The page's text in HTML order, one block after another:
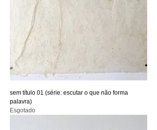
sem título 01 (série: escutar o que não forma
palavra)
Esgotado